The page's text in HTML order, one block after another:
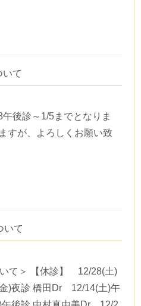
いて
後診～1/5までとなりま
すが、よろしくお願い致
いて
て＞ 【休診】 12/28(土)
)夜診 橋田Dr 12/14(土)午